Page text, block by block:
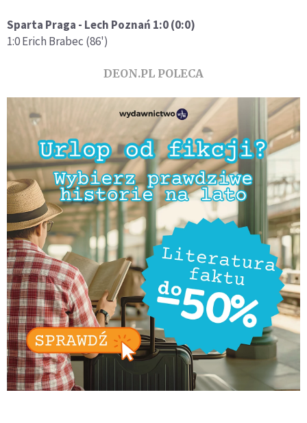
Sparta Praga - Lech Poznań 1:0 (0:0)
1:0 Erich Brabec (86')
DEON.PL POLECA